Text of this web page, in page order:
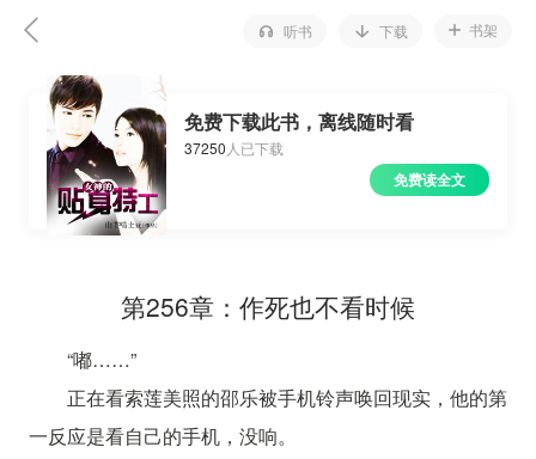
听书 下载 书架
免费下载此书，离线随时看
37250 人已下载
免费读全文
第256章：作死也不看时候
“嘟……”
正在看索莲美照的邵乐被手机铃声唤回现实，他的第
一反应是看自己的手机，没响。